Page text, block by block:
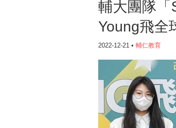
輔大團隊「
Young飛全
2022-12-21 • 輔仁教育